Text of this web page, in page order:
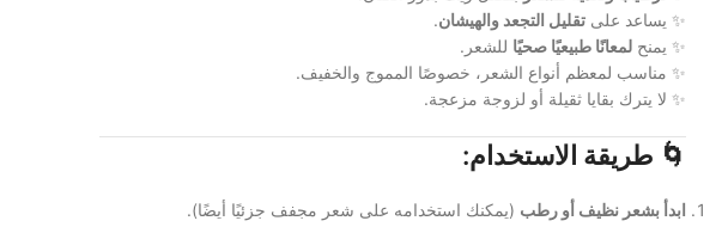
✨ يساعد على تقليل التجعد والهيشان.
✨ يمنح لمعانًا طبيعيًا صحيًا للشعر.
✨ مناسب لمعظم أنواع الشعر، خصوصًا المموج والخفيف.
✨ لا يترك بقايا ثقيلة أو لزوجة مزعجة.
🌀 طريقة الاستخدام:
ابدأ بشعر نظيف أو رطب (يمكنك استخدامه على شعر مجفف جزئيًا أيضًا).